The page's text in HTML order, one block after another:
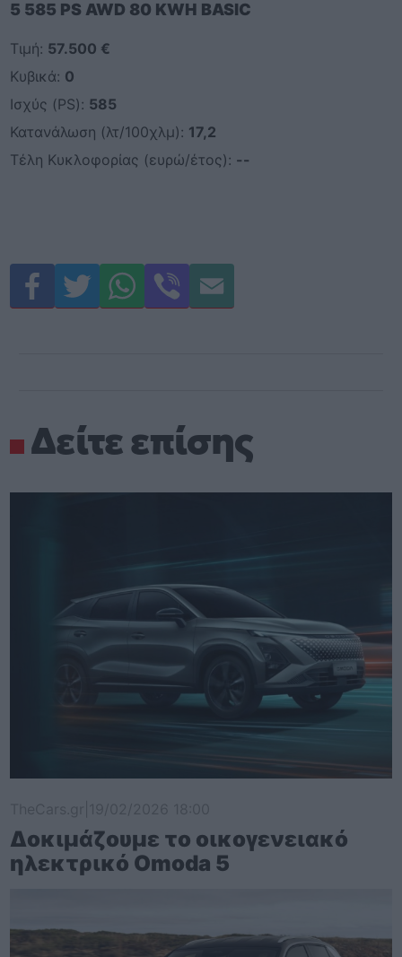
5 585 PS AWD 80 KWH BASIC
Τιμή: 57.500 €
Κυβικά: 0
Ισχύς (PS): 585
Κατανάλωση (λτ/100χλμ): 17,2
Τέλη Κυκλοφορίας (ευρώ/έτος): --
Δείτε επίσης
Δοκιμάζουμε το οικογενειακό
ηλεκτρικό Omoda 5